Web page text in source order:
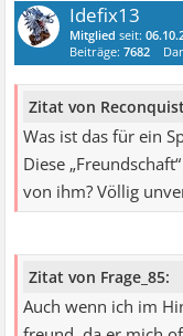
Idefix13
Mitglied seit:
Beiträge:7682
Zitat von
Was ist das für ein
Diese
von ihm? Völlig
Zitat von Frage_85:
Auch wenn ich im